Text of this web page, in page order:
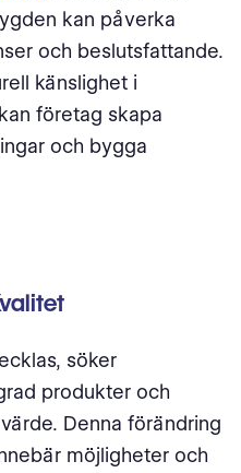
kan påverka
och beslutsfattande.
känslighet i
företag skapa
och bygga
söker
produkter och
Denna förändring
möjligheter och